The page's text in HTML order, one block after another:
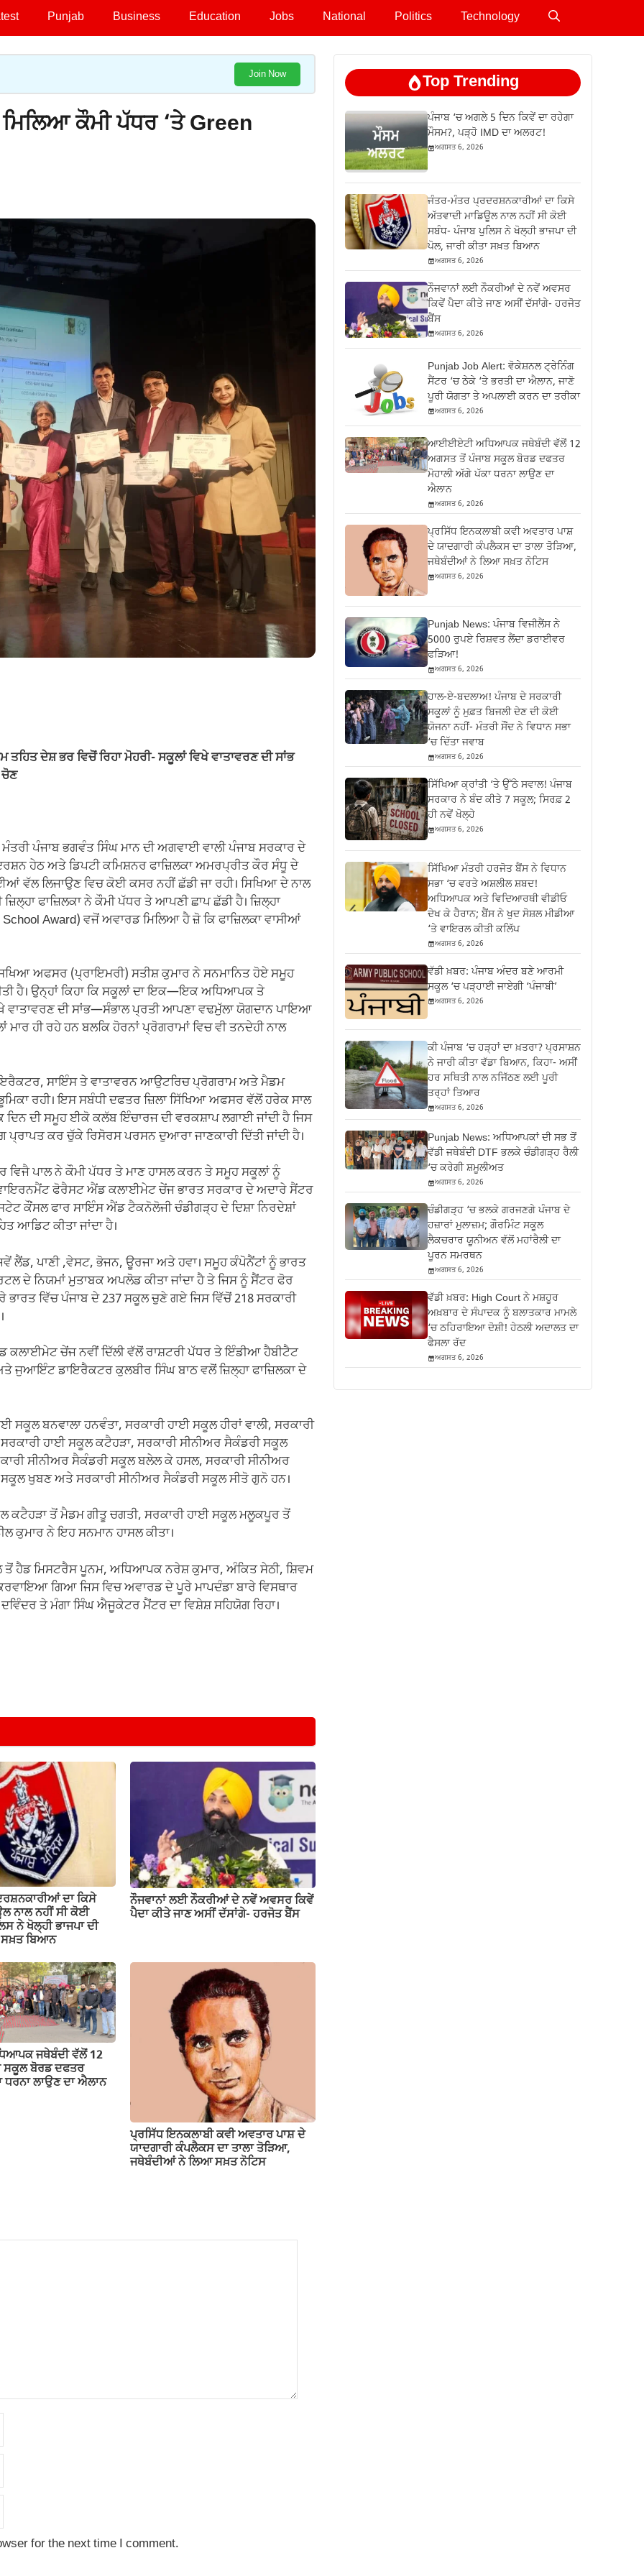
Punjab Business Education Jobs National Politics Technology
Join Now
ਕੌਮੀ ਪੱਧਰ ‘ਤੇ Green
ਦੇਸ਼ ਭਰ ਵਿਚੋਂ ਰਿਹਾ ਮੋਹਰੀ-ਸਕੂਲਾਂ ਵਿਖੇ ਵਾਤਾਵਰਣ ਦੀ ਸਾਂਭ
ਪੰਜਾਬ ਭਗਵੰਤ ਸਿੰਘ ਮਾਨ ਦੀ ਅਗਵਾਈ ਵਾਲੀ ਪੰਜਾਬ ਸਰਕਾਰ ਦੇ
ਹੇਠ ਅਤੇ ਡਿਪਟੀ ਕਮਿਸ਼ਨਰ ਫਾਜ਼ਿਲਕਾ ਅਮਰਪ੍ਰੀਤ ਕੌਰ ਸੰਧੂ ਦੇ
ਵੱਲ ਲਿਜਾਉਣ ਵਿਚ ਕੋਈ ਕਸਰ ਨਹੀਂ ਛੱਡੀ ਜਾ ਰਹੀ। ਸਿਖਿਆ ਦੇ ਨਾਲ
ਫਾਜ਼ਿਲਕਾ ਨੇ ਕੌਮੀ ਪੱਧਰ ਤੇ ਆਪਣੀ ਛਾਪ ਛੱਡੀ ਹੈ। ਜ਼ਿਲ੍ਹਾ
Award) ਵਜੋਂ ਅਵਾਰਡ ਮਿਲਿਆ ਹੈ ਜ਼ੋ ਕਿ ਫਾਜ਼ਿਲਕਾ ਵਾਸੀਆਂ
ਅਫਸਰ (ਪ੍ਰਾਇਮਰੀ) ਸਤੀਸ਼ ਕੁਮਾਰ ਨੇ ਸਨਮਾਨਿਤ ਹੋਏ ਸਮੂਹ
ਹੈ। ਉਨ੍ਹਾਂ ਕਿਹਾ ਕਿ ਸਕੂਲਾਂ ਦਾ ਇਕ—ਇਕ ਅਧਿਆਪਕ ਤੇ
ਵਾਤਾਵਰਣ ਦੀ ਸਾਂਭ—ਸੰਭਾਲ ਪ੍ਰਤੀ ਆਪਣਾ ਵਢਮੁੱਲਾ ਯੋਗਦਾਨ ਪਾਇਆ
ਮਾਰ ਹੀ ਰਹੇ ਹਨ ਬਲਕਿ ਹੋਰਨਾਂ ਪ੍ਰੋਗਰਾਮਾਂ ਵਿਚ ਵੀ ਤਨਦੇਹੀ ਨਾਲ
ਸਾਇੰਸ ਤੇ ਵਾਤਾਵਰਨ ਆਉਟਰਿਚ ਪ੍ਰੋਗਰਾਮ ਅਤੇ ਮੈਡਮ
ਰਹੀ। ਇਸ ਸਬੰਧੀ ਦਫਤਰ ਜ਼ਿਲਾ ਸਿੱਖਿਆ ਅਫਸਰ ਵੱਲੋਂ ਹਰੇਕ ਸਾਲ
ਦੀ ਸਮੂਹ ਈਕੋ ਕਲੱਬ ਇੰਚਾਰਜ ਦੀ ਵਰਕਸ਼ਾਪ ਲਗਾਈ ਜਾਂਦੀ ਹੈ ਜਿਸ
ਕਰ ਚੁੱਕੇ ਰਿਸੋਰਸ ਪਰਸਨ ਦੁਆਰਾ ਜਾਣਕਾਰੀ ਦਿੱਤੀ ਜਾਂਦੀ ਹੈ।
ਪਾਲ ਨੇ ਕੌਮੀ ਪੱਧਰ ਤੇ ਮਾਣ ਹਾਸਲ ਕਰਨ ਤੇ ਸਮੂਹ ਸਕੂਲਾਂ ਨੂੰ
ਫੋਰੈਸਟ ਐਂਡ ਕਲਾਈਮੇਟ ਚੇਂਜ ਭਾਰਤ ਸਰਕਾਰ ਦੇ ਅਦਾਰੇ ਸੈਂਟਰ
ਕੌਂਸਲ ਫਾਰ ਸਾਇੰਸ ਐਂਡ ਟੈਕਨੋਲੋਜੀ ਚੰਡੀਗੜ੍ਹ ਦੇ ਦਿਸ਼ਾ ਨਿਰਦੇਸ਼ਾਂ
ਆਡਿਟ ਕੀਤਾ ਜਾਂਦਾ ਹੈ।
ਲੈਂਡ, ਪਾਣੀ ,ਵੇਸਟ, ਭੋਜਨ, ਊਰਜਾ ਅਤੇ ਹਵਾ। ਸਮੂਹ ਕੰਪੋਨੈਂਟਾਂ ਨੂੰ ਭਾਰਤ
ਦੇ ਨਿਯਮਾਂ ਮੁਤਾਬਕ ਅਪਲੋਡ ਕੀਤਾ ਜਾਂਦਾ ਹੈ ਤੇ ਜਿਸ ਨੂੰ ਸੈਂਟਰ ਫੋਰ
ਵਿੱਚ ਪੰਜਾਬ ਦੇ 237 ਸਕੂਲ ਚੁਣੇ ਗਏ ਜਿਸ ਵਿੱਚੋਂ 218 ਸਰਕਾਰੀ
ਚੇਂਜ ਨਵੀਂ ਦਿੱਲੀ ਵੱਲੋਂ ਰਾਸ਼ਟਰੀ ਪੱਧਰ ਤੇ ਇੰਡੀਆ ਹੈਬੀਟੈਟ
ਜੁਆਇੰਟ ਡਾਇਰੈਕਟਰ ਕੁਲਬੀਰ ਸਿੰਘ ਬਾਠ ਵਲੋਂ ਜ਼ਿਲ੍ਹਾ ਫਾਜ਼ਿਲਕਾ ਦੇ
ਸਕੂਲ ਬਨਵਾਲਾ ਹਨਵੰਤਾ, ਸਰਕਾਰੀ ਹਾਈ ਸਕੂਲ ਹੀਰਾਂ ਵਾਲੀ, ਸਰਕਾਰੀ
ਹਾਈ ਸਕੂਲ ਕਟੈਹੜਾ, ਸਰਕਾਰੀ ਸੀਨੀਅਰ ਸੈਕੰਡਰੀ ਸਕੂਲ
ਸੀਨੀਅਰ ਸੈਕੰਡਰੀ ਸਕੂਲ ਬਲੇਲ ਕੇ ਹਸਲ, ਸਰਕਾਰੀ ਸੀਨੀਅਰ
ਖੁਬਣ ਅਤੇ ਸਰਕਾਰੀ ਸੀਨੀਅਰ ਸੈਕੰਡਰੀ ਸਕੂਲ ਸੀਤੋ ਗੁਨੋ ਹਨ।
ਕਟੈਹੜਾ ਤੋਂ ਮੈਡਮ ਗੀਤੂ ਚਗਤੀ, ਸਰਕਾਰੀ ਹਾਈ ਸਕੂਲ ਮਲੂਕਪੂਰ ਤੋਂ
ਕੁਮਾਰ ਨੇ ਇਹ ਸਨਮਾਨ ਹਾਸਲ ਕੀਤਾ।
ਤੋਂ ਹੈਡ ਮਿਸਟਰੈਸ ਪੂਨਮ, ਅਧਿਆਪਕ ਨਰੇਸ਼ ਕੁਮਾਰ, ਅੰਕਿਤ ਸੇਠੀ, ਸ਼ਿਵਮ
ਗਿਆ ਜਿਸ ਵਿਚ ਅਵਾਰਡ ਦੇ ਪੂਰੇ ਮਾਪਦੰਡਾ ਬਾਰੇ ਵਿਸਥਾਰ
ਤੇ ਮੰਗਾ ਸਿੰਘ ਐਜੂਕੇਟਰ ਮੈਂਟਰ ਦਾ ਵਿਸ਼ੇਸ਼ ਸਹਿਯੋਗ ਰਿਹਾ।
ਦਾ ਕਿਸੇ
ਨਾਲ ਨਹੀਂ ਸੀ ਕੋਈ
ਨੇ ਖੋਲ੍ਹੀ ਭਾਜਪਾ ਦੀ
ਸਖ਼ਤ ਬਿਆਨ
ਨੌਜਵਾਨਾਂ ਲਈ ਨੌਕਰੀਆਂ ਦੇ ਨਵੇਂ ਅਵਸਰ ਕਿਵੇਂ
ਪੈਦਾ ਕੀਤੇ ਜਾਣ ਅਸੀਂ ਦੱਸਾਂਗੇ- ਹਰਜੋਤ ਬੈਂਸ
ਜਥੇਬੰਦੀ ਵੱਲੋਂ 12
ਸਕੂਲ ਬੋਰਡ ਦਫਤਰ
ਧਰਨਾ ਲਾਉਣ ਦਾ ਐਲਾਨ
ਪ੍ਰਸਿੱਧ ਇਨਕਲਾਬੀ ਕਵੀ ਅਵਤਾਰ ਪਾਸ਼ ਦੇ
ਯਾਦਗਾਰੀ ਕੰਪਲੈਕਸ ਦਾ ਤਾਲਾ ਤੋੜਿਆ,
ਜਥੇਬੰਦੀਆਂ ਨੇ ਲਿਆ ਸਖ਼ਤ ਨੋਟਿਸ
for the next time I comment.
Top Trending
ਪੰਜਾਬ ‘ਚ ਅਗਲੇ 5 ਦਿਨ ਕਿਵੇਂ ਦਾ ਰਹੇਗਾ
ਮੌਸਮ?, ਪੜ੍ਹੋ IMD ਦਾ ਅਲਰਟ!
ਅਗਸਤ 6, 2026
ਜੰਤਰ-ਮੰਤਰ ਪ੍ਰਦਰਸ਼ਨਕਾਰੀਆਂ ਦਾ ਕਿਸੇ
ਅੱਤਵਾਦੀ ਮਾਡਿਊਲ ਨਾਲ ਨਹੀਂ ਸੀ ਕੋਈ
ਸਬੰਧ- ਪੰਜਾਬ ਪੁਲਿਸ ਨੇ ਖੋਲ੍ਹੀ ਭਾਜਪਾ ਦੀ
ਪੋਲ, ਜਾਰੀ ਕੀਤਾ ਸਖ਼ਤ ਬਿਆਨ
ਅਗਸਤ 6, 2026
ਨੌਜਵਾਨਾਂ ਲਈ ਨੌਕਰੀਆਂ ਦੇ ਨਵੇਂ ਅਵਸਰ
ਕਿਵੇਂ ਪੈਦਾ ਕੀਤੇ ਜਾਣ ਅਸੀਂ ਦੱਸਾਂਗੇ- ਹਰਜੋਤ
ਬੈਂਸ
ਅਗਸਤ 6, 2026
Punjab Job Alert: ਵੋਕੇਸ਼ਨਲ ਟ੍ਰੇਨਿੰਗ
ਸੈਂਟਰ ‘ਚ ਠੇਕੇ ‘ਤੇ ਭਰਤੀ ਦਾ ਐਲਾਨ, ਜਾਣੋ
ਪੂਰੀ ਯੋਗਤਾ ਤੇ ਅਪਲਾਈ ਕਰਨ ਦਾ ਤਰੀਕਾ
ਅਗਸਤ 6, 2026
ਆਈਈਏਟੀ ਅਧਿਆਪਕ ਜਥੇਬੰਦੀ ਵੱਲੋਂ 12
ਅਗਸਤ ਤੋਂ ਪੰਜਾਬ ਸਕੂਲ ਬੋਰਡ ਦਫਤਰ
ਮੋਹਾਲੀ ਅੱਗੇ ਪੱਕਾ ਧਰਨਾ ਲਾਉਣ ਦਾ
ਐਲਾਨ
ਅਗਸਤ 6, 2026
ਪ੍ਰਸਿੱਧ ਇਨਕਲਾਬੀ ਕਵੀ ਅਵਤਾਰ ਪਾਸ਼
ਦੇ ਯਾਦਗਾਰੀ ਕੰਪਲੈਕਸ ਦਾ ਤਾਲਾ ਤੋੜਿਆ,
ਜਥੇਬੰਦੀਆਂ ਨੇ ਲਿਆ ਸਖ਼ਤ ਨੋਟਿਸ
ਅਗਸਤ 6, 2026
Punjab News: ਪੰਜਾਬ ਵਿਜੀਲੈਂਸ ਨੇ
5000 ਰੁਪਏ ਰਿਸ਼ਵਤ ਲੈਂਦਾ ਡਰਾਈਵਰ
ਫੜਿਆ!
ਅਗਸਤ 6, 2026
ਹਾਲ-ਏ-ਬਦਲਾਅ! ਪੰਜਾਬ ਦੇ ਸਰਕਾਰੀ
ਸਕੂਲਾਂ ਨੂੰ ਮੁਫ਼ਤ ਬਿਜਲੀ ਦੇਣ ਦੀ ਕੋਈ
ਯੋਜਨਾ ਨਹੀਂ- ਮੰਤਰੀ ਸੌਂਦ ਨੇ ਵਿਧਾਨ ਸਭਾ
‘ਚ ਦਿੱਤਾ ਜਵਾਬ
ਅਗਸਤ 6, 2026
ਸਿੱਖਿਆ ਕ੍ਰਾਂਤੀ ‘ਤੇ ਉੱਠੇ ਸਵਾਲ! ਪੰਜਾਬ
ਸਰਕਾਰ ਨੇ ਬੰਦ ਕੀਤੇ 7 ਸਕੂਲ; ਸਿਰਫ਼ 2
ਹੀ ਨਵੇਂ ਖੋਲ੍ਹੇ
ਅਗਸਤ 6, 2026
ਸਿੱਖਿਆ ਮੰਤਰੀ ਹਰਜੋਤ ਬੈਂਸ ਨੇ ਵਿਧਾਨ
ਸਭਾ ‘ਚ ਵਰਤੇ ਅਸ਼ਲੀਲ ਸ਼ਬਦ!
ਅਧਿਆਪਕ ਅਤੇ ਵਿਦਿਆਰਥੀ ਵੀਡੀਓ
ਦੇਖ ਕੇ ਹੈਰਾਨ; ਬੈਂਸ ਨੇ ਖੁਦ ਸੋਸ਼ਲ ਮੀਡੀਆ
‘ਤੇ ਵਾਇਰਲ ਕੀਤੀ ਕਲਿੱਪ
ਅਗਸਤ 6, 2026
ਵੱਡੀ ਖ਼ਬਰ: ਪੰਜਾਬ ਅੰਦਰ ਬਣੇ ਆਰਮੀ
ਸਕੂਲ ‘ਚ ਪੜ੍ਹਾਈ ਜਾਏਗੀ ‘ਪੰਜਾਬੀ’
ਅਗਸਤ 6, 2026
ਕੀ ਪੰਜਾਬ ‘ਚ ਹੜ੍ਹਾਂ ਦਾ ਖ਼ਤਰਾ? ਪ੍ਰਸਾਸ਼ਨ
ਨੇ ਜਾਰੀ ਕੀਤਾ ਵੱਡਾ ਬਿਆਨ, ਕਿਹਾ- ਅਸੀਂ
ਹਰ ਸਥਿਤੀ ਨਾਲ ਨਜਿੱਠਣ ਲਈ ਪੂਰੀ
ਤਰ੍ਹਾਂ ਤਿਆਰ
ਅਗਸਤ 6, 2026
Punjab News: ਅਧਿਆਪਕਾਂ ਦੀ ਸਭ ਤੋਂ
ਵੱਡੀ ਜਥੇਬੰਦੀ DTF ਭਲਕੇ ਚੰਡੀਗੜ੍ਹ ਰੈਲੀ
‘ਚ ਕਰੇਗੀ ਸ਼ਮੂਲੀਅਤ
ਅਗਸਤ 6, 2026
ਚੰਡੀਗੜ੍ਹ ‘ਚ ਭਲਕੇ ਗਰਜਣਗੇ ਪੰਜਾਬ ਦੇ
ਹਜ਼ਾਰਾਂ ਮੁਲਾਜ਼ਮ; ਗੌਰਮਿੰਟ ਸਕੂਲ
ਲੈਕਚਰਾਰ ਯੂਨੀਅਨ ਵੱਲੋਂ ਮਹਾਂਰੈਲੀ ਦਾ
ਪੂਰਨ ਸਮਰਥਨ
ਅਗਸਤ 6, 2026
ਵੱਡੀ ਖ਼ਬਰ: High Court ਨੇ ਮਸ਼ਹੂਰ
ਅਖ਼ਬਾਰ ਦੇ ਸੰਪਾਦਕ ਨੂੰ ਬਲਾਤਕਾਰ ਮਾਮਲੇ
‘ਚ ਠਹਿਰਾਇਆ ਦੋਸ਼ੀ! ਹੇਠਲੀ ਅਦਾਲਤ ਦਾ
ਫੈਸਲਾ ਰੱਦ
ਅਗਸਤ 6, 2026